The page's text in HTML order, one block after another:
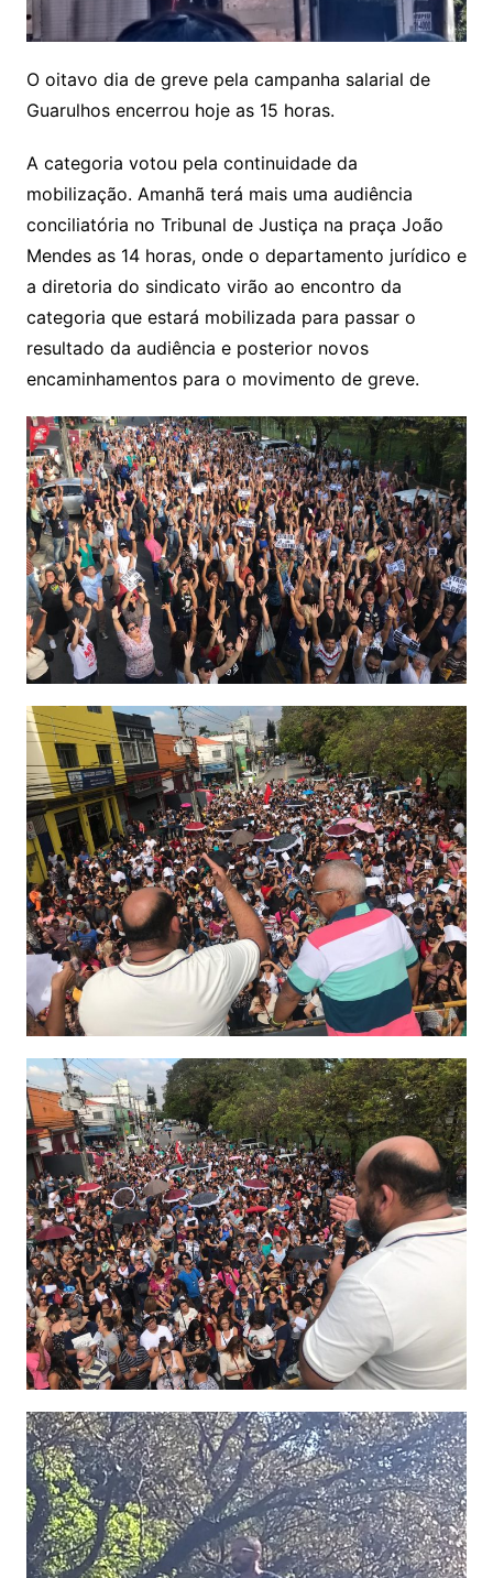
O oitavo dia de greve pela campanha salarial de
Guarulhos encerrou hoje as 15 horas.
A categoria votou pela continuidade da
mobilização. Amanhã terá mais uma audiência
conciliatória no Tribunal de Justiça na praça João
Mendes as 14 horas, onde o departamento jurídico e
a diretoria do sindicato virão ao encontro da
categoria que estará mobilizada para passar o
resultado da audiência e posterior novos
encaminhamentos para o movimento de greve.